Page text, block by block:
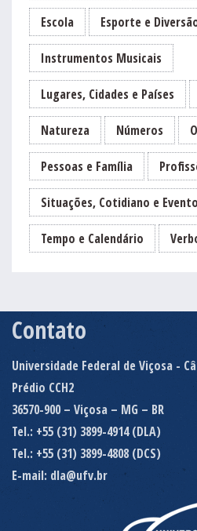
Escola Esporte e
Instrumentos Musicais
Lugares, Cidades e Países
Natureza Números
Pessoas e Família
Situações, Cotidiano e
Tempo e Calendário
Contato
Universidade Federal de Viçosa -
Prédio CCH2
36570-900 – Viçosa – MG – BR
Tel.: +55 (31) 3899-4914 (DLA)
Tel.: +55 (31) 3899-4808 (DCS)
E-mail: dla@ufv.br